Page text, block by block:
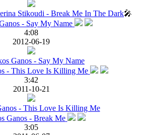
Stikoudi - Break Me In The Dark🎤
4:08
2012-06-19
Ganos - Say My Name
3:42
2011-10-21
- This Love Is Killing Me
3:05